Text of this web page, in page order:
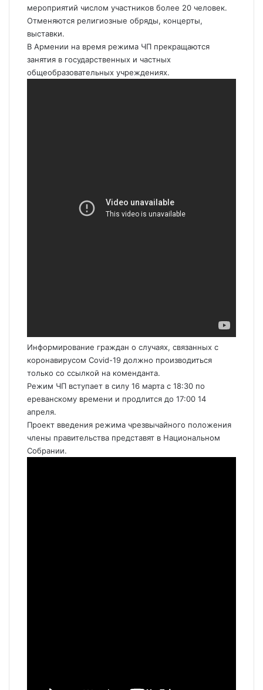
мероприятий числом участников более 20 человек.
Отменяются религиозные обряды, концерты,
выставки.
В Армении на время режима ЧП прекращаются
занятия в государственных и частных
общеобразовательных учреждениях.
Информирование граждан о случаях, связанных с
коронавирусом Covid-19 должно производиться
только со ссылкой на коменданта.
Режим ЧП вступает в силу 16 марта с 18:30 по
ереванскому времени и продлится до 17:00 14
апреля.
Проект введения режима чрезвычайного положения
члены правительства представят в Национальном
Собрании.